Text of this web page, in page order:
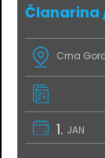
Članarina
Crna
1. JAN